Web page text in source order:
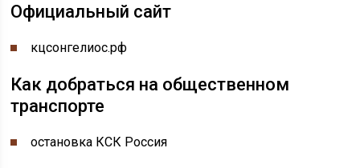
Официальный сайт
кцсонгелиос.рф
Как добраться на общественном
транспорте
остановка КСК Россия